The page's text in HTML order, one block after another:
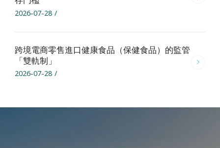
2026-07-28 /
跨境電商零售進口健康食品（保健食品）的監管
「雙軌制」
2026-07-28 /